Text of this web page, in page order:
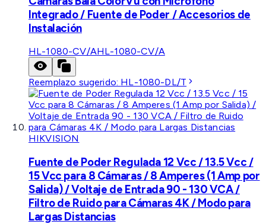
Integrado / Fuente de Poder / Accesorios de
Instalación
HL-1080-CV/AHL-1080-CV/A
Reemplazo sugerido: HL-1080-DL/T
HIKVISION
Fuente de Poder Regulada 12 Vcc / 13.5 Vcc /
15 Vcc para 8 Cámaras / 8 Amperes (1 Amp por
Salida) / Voltaje de Entrada 90 - 130 VCA /
Filtro de Ruido para Cámaras 4K / Modo para
Largas Distancias